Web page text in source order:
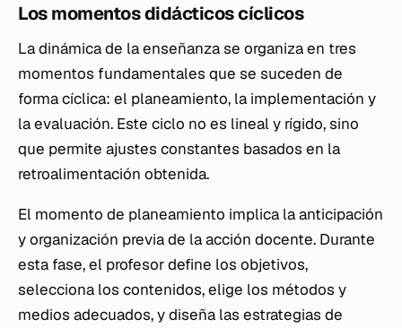
Los momentos didácticos cíclicos
La dinámica de la enseñanza se organiza en tres
momentos fundamentales que se suceden de
forma cíclica: el planeamiento, la implementación y
la evaluación. Este ciclo no es lineal y rígido, sino
que permite ajustes constantes basados en la
retroalimentación obtenida.
El momento de planeamiento implica la anticipación
y organización previa de la acción docente. Durante
esta fase, el profesor define los objetivos,
selecciona los contenidos, elige los métodos y
medios adecuados, y diseña las estrategias de